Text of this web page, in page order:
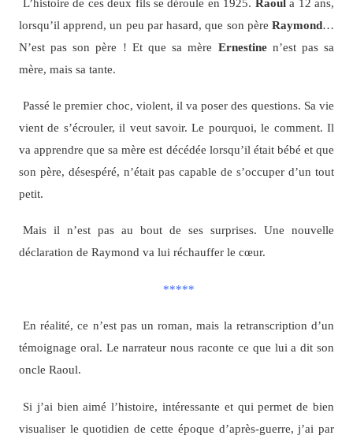
lorsqu’il apprend, un peu par hasard, que son pèreRaymond…
N’est pas son père ! Et que sa mère Ernestinen’est pas sa
mère, mais sa tante.
Passé le premier choc, violent, il va poser des questions. Sa vie
vient de s’écrouler, il veut savoir. Le pourquoi, le comment. Il
va apprendre que sa mère est décédée lorsqu’il était bébé et que
son père, désespéré, n’était pas capable de s’occuper d’un tout
petit.
Mais il n’est pas au bout de ses surprises. Une nouvelle
déclaration de Raymond va lui réchauffer le cœur.
*****
En réalité, ce n’est pas un roman, mais la retranscription d’un
témoignage oral. Le narrateur nous raconte ce que lui a dit son
oncle Raoul.
Si j’ai bien aimé l’histoire, intéressante et qui permet de bien
visualiser le quotidien de cette époque d’après-guerre, j’ai par